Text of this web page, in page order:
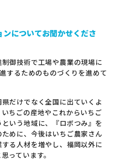
についてお聞かせくださ
御技術で工場や農業の現場に
するためのものづくりを進めて
だけでなく全国に出ていくよ
ちごの産地やこれからいちご
いう地域に、『ロボつみ』を
めに、今後はいちご農家さん
る人材を増やし、福岡以外に
っています。